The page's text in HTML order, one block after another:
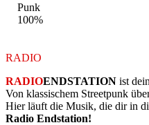
Punk
100%
RADIO
RADIOENDSTATION ist
Von klassischem Streetpunk
Hier läuft die Musik, die dir in
Radio Endstation!